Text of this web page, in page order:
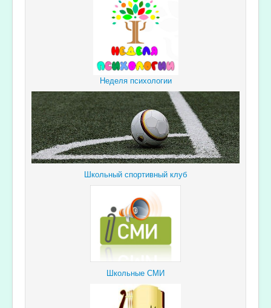
Неделя психологии
Школьный спортивный клуб
Школьные СМИ